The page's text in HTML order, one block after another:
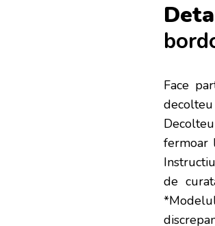
Face
fermoar
de